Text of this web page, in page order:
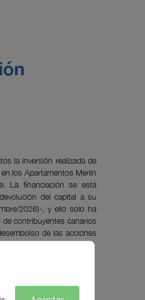
la inversión realizada de
los Apartamentos Merlín
La financiación se está
del capital a su
2026)-, y ello solo ha
de contribuyentes canarios
de las acciones